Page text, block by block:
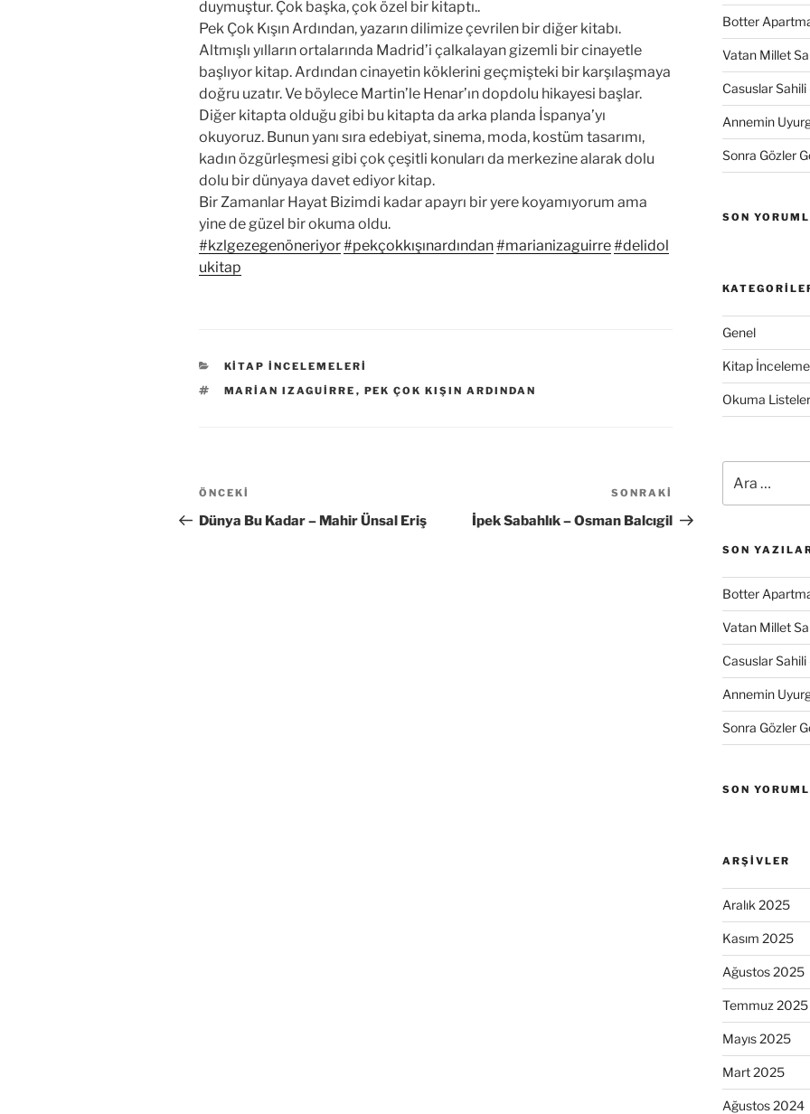
duymuştur. Çok başka, çok özel bir kitaptı..
Pek Çok Kışın Ardından, yazarın dilimize çevrilen bir diğer kitabı.
Altmışlı yılların ortalarında Madrid’i çalkalayan gizemli bir cinayetle
başlıyor kitap. Ardından cinayetin köklerini geçmişteki bir karşılaşmaya
doğru uzatır. Ve böylece Martin’le Henar’ın dopdolu hikayesi başlar.
Diğer kitapta olduğu gibi bu kitapta da arka planda İspanya’yı
okuyoruz. Bunun yanı sıra edebiyat, sinema, moda, kostüm tasarımı,
kadın özgürleşmesi gibi çok çeşitli konuları da merkezine alarak dolu
dolu bir dünyaya davet ediyor kitap.
Bir Zamanlar Hayat Bizimdi kadar apayrı bir yere koyamıyorum ama
yine de güzel bir okuma oldu.
#kzlgezegenöneriyor#pekçokkışınardından#marianizaguirre#delidol
ukitap
KATEGORILER
KITAP İNCELEMELERI
ETIKETLER
MARIAN IZAGUIRRE , PEK ÇOK KIŞIN ARDINDAN
Yazı
gezinmesi
Önceki
Yazı
ÖNCEKI
Dünya Bu Kadar – Mahir Ünsal Eriş
Yazı
SONRAKI
İpek Sabahlık – Osman Balcıgil
Botter
Vatan Millet
Casuslar Sahili
Annemin
Sonra Gözler
SON
Genel
Kitap
Okuma
SON
Botter
Vatan Millet
Casuslar Sahili
Annemin
Sonra Gözler
SON
ARŞIVLER
Aralık 2025
Kasım 2025
Ağustos 2025
Temmuz 2025
Mayıs 2025
Mart 2025
Ağustos 2024